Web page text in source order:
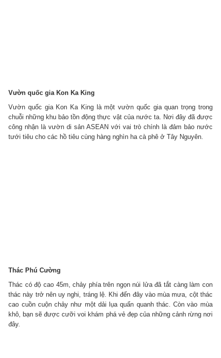
Vườn quốc gia Kon Ka King
Vườn quốc gia Kon Ka King là một vườn quốc gia quan trọng trong
chuỗi những khu bảo tồn động thực vật của nước ta. Nơi đây đã được
công nhận là vườn di sản ASEAN với vai trò chính là đảm bảo nước
tưới tiêu cho các hồ tiêu cùng hàng nghìn ha cà phê ở Tây Nguyên.
Thác Phú Cường
Thác có độ cao 45m, chảy phía trên ngọn núi lửa đã tắt càng làm con
thác này trở nên uy nghi, tráng lệ. Khi đến đây vào mùa mưa, cột thác
cao cuồn cuộn chảy như một dải lụa quấn quanh thác. Còn vào mùa
khô, bạn sẽ được cưỡi voi khám phá vẻ đẹp của những cảnh rừng nơi
đây.